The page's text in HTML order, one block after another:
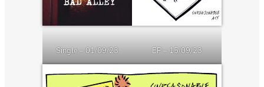
Single – 01/09/23 EP – 15/09/23